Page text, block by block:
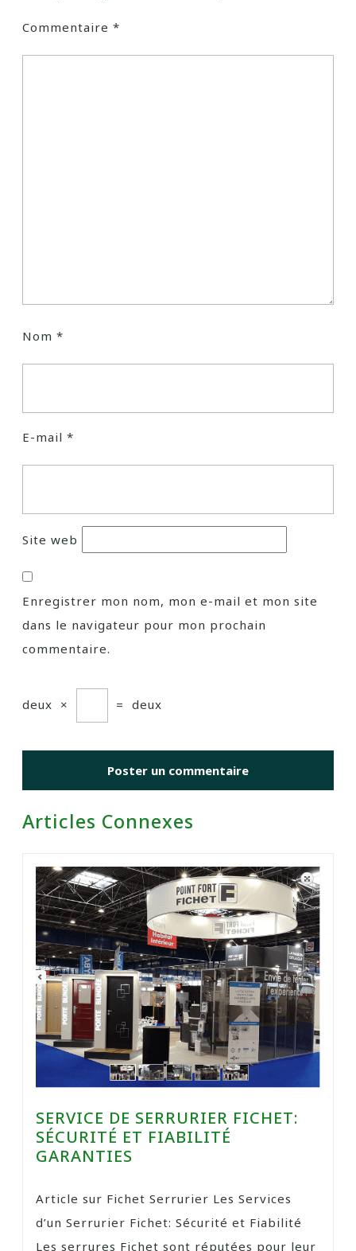
Commentaire *
Nom *
E-mail *
Site web
Enregistrer mon nom, mon e-mail et mon site
dans le navigateur pour mon prochain
commentaire.
deux × = deux
Articles Connexes
SERVICE DE SERRURIER FICHET:
SÉCURITÉ ET FIABILITÉ
GARANTIES
Article sur Fichet Serrurier Les Services
d’un Serrurier Fichet: Sécurité et Fiabilité
Les serrures Fichet sont réputées pour leur